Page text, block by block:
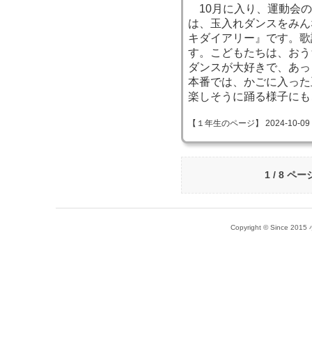
10月に入り、運動会
は、玉入れダンスをみ
キダイアリー』です。
す。こどもたちは、お
ダンスが大好きで、あ
本番では、かごに入っ
楽しそうに踊る様子に
【１年生のページ】 2024-10-
1 / 8 ペー
Copyright © Since 2015